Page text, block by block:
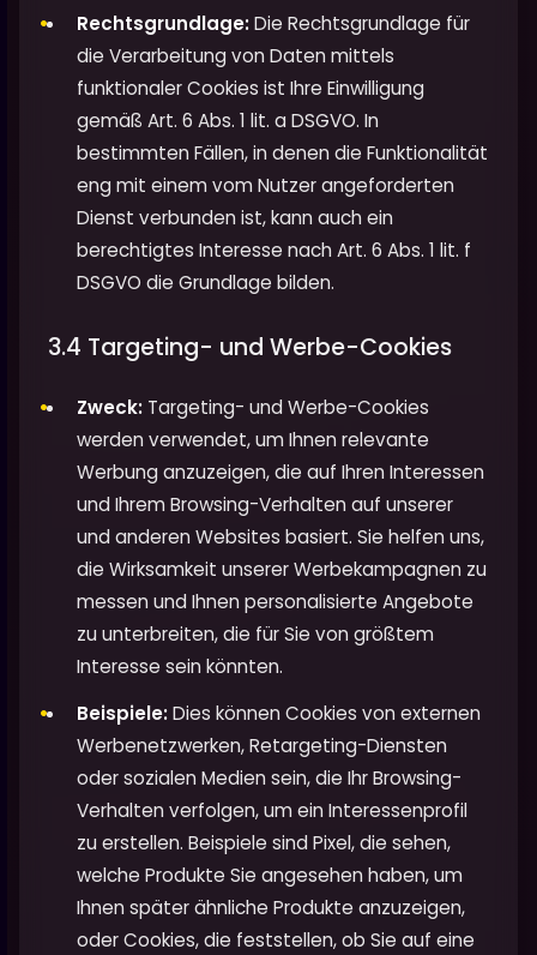
Rechtsgrundlage:Die Rechtsgrundlage für
die Verarbeitung von Daten mittels
funktionaler Cookies ist Ihre Einwilligung
gemäß Art. 6 Abs. 1 lit. a DSGVO. In
bestimmten Fällen, in denen die Funktionalität
eng mit einem vom Nutzer angeforderten
Dienst verbunden ist, kann auch ein
berechtigtes Interesse nach Art. 6 Abs. 1 lit. f
DSGVO die Grundlage bilden.
3.4 Targeting- und Werbe-Cookies
Zweck: Targeting- und Werbe-Cookies
werden verwendet, um Ihnen relevante
Werbung anzuzeigen, die auf Ihren Interessen
und Ihrem Browsing-Verhalten auf unserer
und anderen Websites basiert. Sie helfen uns,
die Wirksamkeit unserer Werbekampagnen zu
messen und Ihnen personalisierte Angebote
zu unterbreiten, die für Sie von größtem
Interesse sein könnten.
Beispiele:Dies können Cookies von externen
Werbenetzwerken, Retargeting-Diensten
oder sozialen Medien sein, die Ihr Browsing-
Verhalten verfolgen, um ein Interessenprofil
zu erstellen. Beispiele sind Pixel, die sehen,
welche Produkte Sie angesehen haben, um
Ihnen später ähnliche Produkte anzuzeigen,
oder Cookies, die feststellen, ob Sie auf eine